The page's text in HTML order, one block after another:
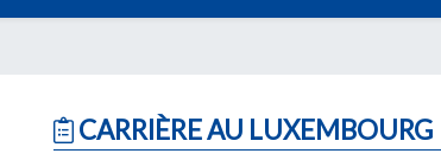
CARRIÈRE AU LUXEMBOURG